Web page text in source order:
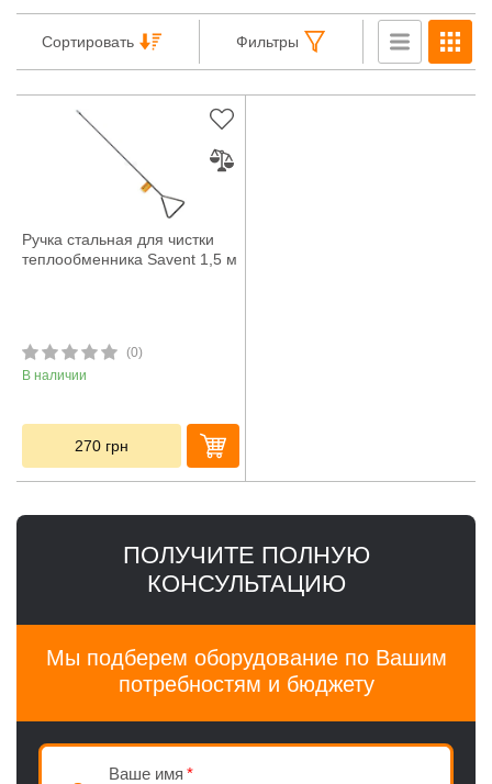
Сортировать Фильтры
Ручка стальная для чистки
теплообменника Savent 1,5 м
(0)
В наличии
270 грн
ПОЛУЧИТЕ ПОЛНУЮ
КОНСУЛЬТАЦИЮ
Мы подберем оборудование по Вашим
потребностям и бюджету
Ваше имя